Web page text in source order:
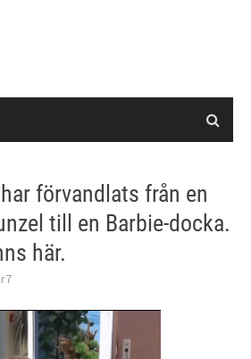
förvandlats från en
till en Barbie-docka.
här.